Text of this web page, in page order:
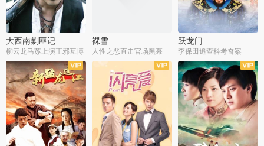
大西南剿匪记
柳云龙马苏上演正邪互博
裸雪
人性之恶直击官场黑幕
跃龙门
李保田追查科考奇案
全36集
全37集 全30集